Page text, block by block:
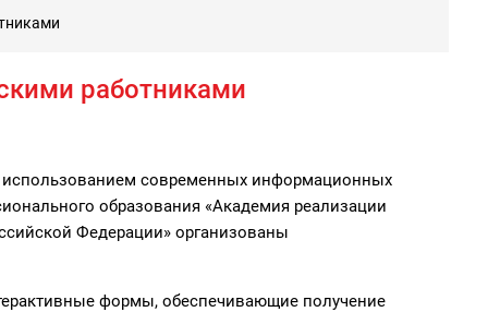
работниками
использованием современных информационных
образования «Академия реализации
Федерации» организованы
формы, обеспечивающие получение